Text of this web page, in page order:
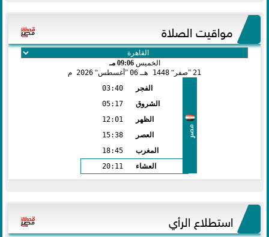
مواقيت الصلاة
الخميس09:06 مـ
21 صفر 1448 هـ 06 أغسطس 2026 م
مصر
الفجر
03:40
الشروق
05:17
الظهر
12:01
العصر
15:38
المغرب
18:45
العشاء
20:11
استطلاع الرأي